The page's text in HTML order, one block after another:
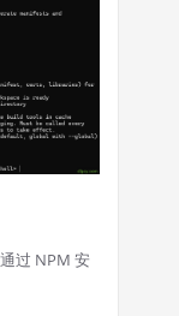
过 NPM 安